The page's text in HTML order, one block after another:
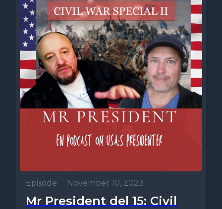
Episode • November 10, 2023
Mr President del 15: Civil